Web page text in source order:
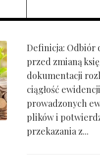
Definicja: Odbiór
przed zmianą
dokumentacji
ciągłość
prowadzonych
plików i
przekazania z...